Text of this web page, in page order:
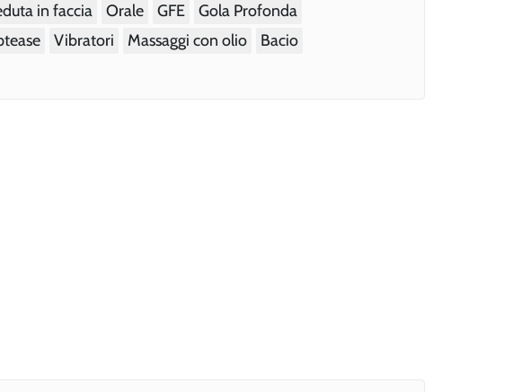
in faccia Orale GFE
Gola Profonda
Vibratori Massaggi con olio
Bacio